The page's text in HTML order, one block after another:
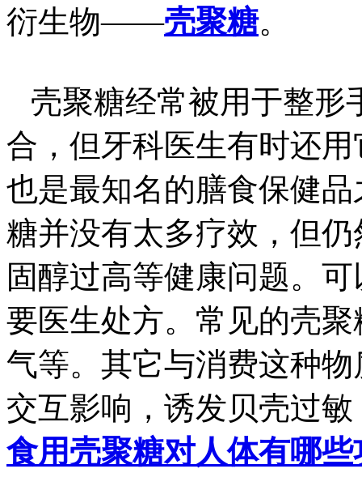
衍生物——壳聚糖。
壳聚糖经常被用于整形
合，但牙科医生有时还
也是最知名的膳食保健
糖并没有太多疗效，但
固醇过高等健康问题。
要医生处方。常见的壳
气等。其它与消费这种
交互影响，诱发贝壳过
食用壳聚糖对人体有哪些